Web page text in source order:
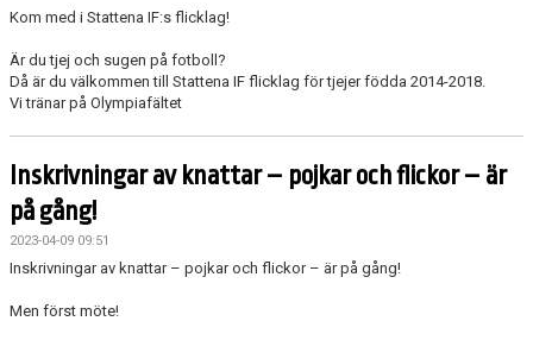
Kom med i Stattena IF:s flicklag!
Är du tjej och sugen på fotboll?
Då är du välkommen till Stattena IF flicklag för tjejer födda 2014-2018.
Vi tränar på Olympiafältet
Inskrivningar av knattar – pojkar och flickor – är
på gång!
2023-04-09 09:51
Inskrivningar av knattar – pojkar och flickor – är på gång!
Men först möte!